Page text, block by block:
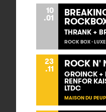
10
.01
THRANK +
ROCK BOX -
23
.11 ROCK N'
GROINCK +
RENFOR
LTDC
MAISON DU